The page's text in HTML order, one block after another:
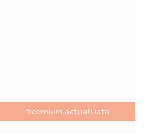
freemium.actualData